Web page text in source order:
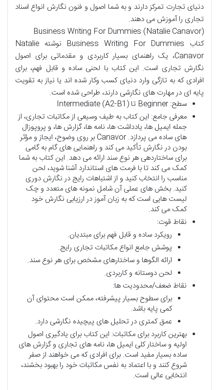
دنیای تجارت تمرکز دارند و به شما اصول و فنون نگارش انواع اسناد
تجاری را آموزش می دهند.
Business Writing For Dummies (Natalie Canavor)
کتاب Business Writing For Dummies نوشته Natalie
Canavor، یک راهنمای بسیار کاربردی و مقدماتی برای اصول
نگارش تجاری است. این کتاب با لحنی ساده و قابل فهم، برای
افرادی که به تازگی وارد دنیای کسب وکار شده اند یا نیاز به تقویت
پایه ای در مهارت های نگارشی دارند، طراحی شده است.
سطح: Beginner تا Intermediate (A2-B1)
معرفی جامع: این کتاب به طیف وسیعی از مکاتبات تجاری، از
جمله ایمیل ها، یادداشت ها، نامه ها، گزارش ها، و پروپوزال
های ساده می پردازد. Canavor بر روی وضوح، ایجاز و مؤثر
بودن در نگارش تأکید می کند و راهنمایی های گام به گامی
برای ساختاردهی هر نوع سند ارائه می دهد. این کتاب به شما
کمک می کند تا با فرمت های استاندارد آشنا شوید، لحن
مناسب را انتخاب کنید و از اشتباهات رایج در نگارش دوری
کنید. بخش های عملی آن شامل نمونه های متعدد و چک
لیست هایی است که به زبان آموز در ارزیابی نگارش خود
کمک می کند.
نقاط قوت:
رویکرد ساده و قابل فهم برای مبتدیان.
پوشش جامع انواع مکاتبات تجاری رایج.
ارائه الگوها و ساختارهای مشخص برای هر نوع سند.
لحن دوستانه و کاربردی.
نقاط ضعف/محدودیت ها:
برای سطوح بسیار پیشرفته، ممکن است محتوای آن
کمی پایه باشد.
عمق کمتری در تحلیل های پیچیده نگارشی دارد.
بهترین کاربرد برای مکاتبات: این کتاب برای یادگیری اصول
اولیه و ساختار کلی ایمیل ها، نامه های تجاری و گزارش های
ساده بسیار مفید است. برای افرادی که می خواهند از صفر
شروع کنند و با اعتماد به نفس مکاتبات خود را بهبود بخشند،
انتخابی عالی است.